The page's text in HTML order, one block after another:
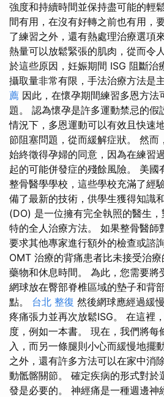
強度和持續時間並保持盡可能的輕
間有用，在沒有好轉之前也有用，
了練習之外，還有熱處理治療選項
熱量可以放鬆緊張的肌肉，從而令
於這些原因，妊娠期間 ISG 阻斷治
攝取量非常有限，手法治療方法是
薦 因此，在懷孕期間練習多恩方法
題。 認為懷孕是許多運動禁忌的假
情況下，多恩運動可以有效且快速
節阻塞問題，從而緩解症狀。 然而
始終徵得孕婦的同意，因為在練習
起的可能併發症的殘餘風險。 美國
整骨醫學學校，這些學校充滿了經
備了最新的技術，供學生獲得知識
(DO) 是一位擁有完全執照的醫生
特的全人治療方法。 如果整骨醫師
要求其他專家進行額外的檢查或諮
OMT 治療的背痛患者比未接受治
藥物和休息時間。 為此，您需要將
網球放在臀部脊椎區域的墊子和背
點。 台北 整復 然後網球應經過緩
疼痛張力並再次放鬆ISG。 在這裡
度，例如一本書。 現在，我們將每
入，而另一條腿則小心而緩慢地擺
之外，還有許多方法可以在家中消
動骶髂關節。 確定疾病的形式對於
發是必要的。 神經痛是一種週邊神